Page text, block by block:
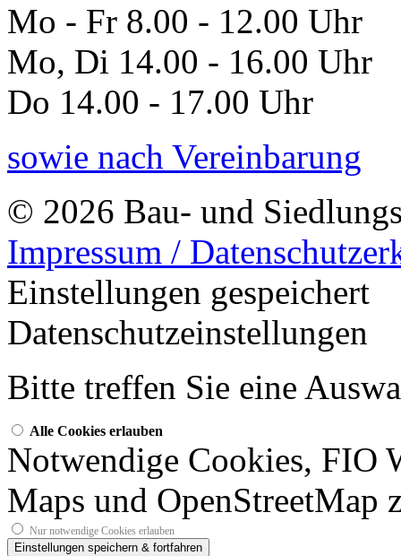
Mo - Fr 8.00 - 12.00 Uhr
Mo, Di 14.00 - 16.00 Uhr
Do 14.00 - 17.00 Uhr
sowie nach Vereinbarung
© 2026 Bau- und
Impressum /
Einstellungen gespeichert
Datenschutzeinstellungen
Bitte treffen Sie eine
Alle Cookies erlauben
Notwendige Cookies, FIO
Maps und OpenStreetMap
Nur notwendige Cookies erlauben